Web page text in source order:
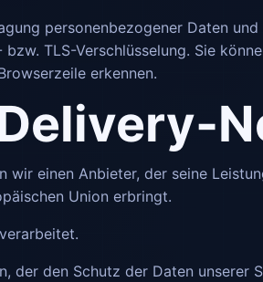
personenbezogener Daten
TLS-Verschlüsselung. Sie
erkennen.
wir einen Anbieter, der seine
Union erbringt.
der den Schutz der Daten unserer